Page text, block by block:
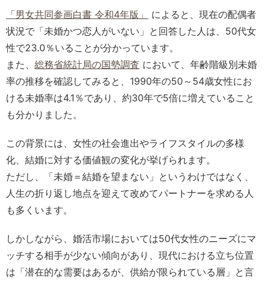
「男女共同参画白書 令和4年版」
によると、現在の配偶者
状況で「未婚かつ恋人がいない」と回答した人は、50代女
性で23.0％いることが分かっています。
また、 総務省統計局の国勢調査 において、年齢階級別未婚
率の推移を確認してみると、1990年の50～54歳女性にお
ける未婚率は4.1％であり、約30年で5倍に増えていること
も分かりました。
この背景には、女性の社会進出やライフスタイルの多様
化、結婚に対する価値観の変化が挙げられます。
ただし、「未婚＝結婚を望まない」というわけではなく、
人生の折り返し地点を迎えて改めてパートナーを求める人
も多くいます。
しかしながら、婚活市場においては50代女性のニーズにマ
ッチする相手が少ない傾向があり、現代における立ち位置
は「潜在的な需要はあるが、供給が限られている層」と言